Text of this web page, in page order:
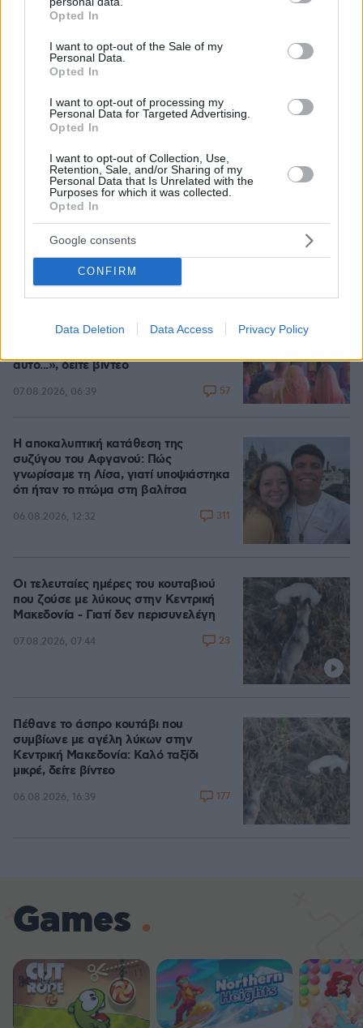
grant or deny consent to Google and its third-party tags to
use your data for below specified purposes in below Google
consent section.
Opted In
I want to opt-out of the Sale of my
Personal Data.
Opted In
I want to opt-out of processing my
Personal Data for Targeted Advertising.
Opted In
I want to opt-out of Collection, Use,
Retention, Sale, and/or Sharing of my
Personal Data that Is Unrelated with the
Purposes for which it was collected.
Opted In
Google consents
CONFIRM
Data Deletion Data Access Privacy Policy
Σάλος στη Λιθουανία από σαμποτάζ
σε προσπάθεια ρεκόρ powerlifting
από Βελγίδα: «Είμαι ρατσιστής και το
έκανα επίτηδες» έγραψε ο δράστης
07.08.2026, 06:51
Γονικές παροχές: Οι παγίδες στις
μεταφορές χρημάτων που μπορεί να
κοστίσουν σε φόρο
07.08.2026, 07:58 33
που της πέταξε λουλούδια στην
Ηγουμενίτσα: Του τα επέστρεψε στο
αυτό...», δείτε βίντεο
07.08.2026, 06:39 57
Η αποκαλυπτική κατάθεση της
συζύγου του Αφγανού: Πώς
γνωρίσαμε τη Λίσα, γιατί υποψιάστηκα
ότι ήταν το πτώμα στη βαλίτσα
06.08.2026, 12:32 311
Οι τελευταίες ημέρες του κουταβιού
που ζούσε με λύκους στην Κεντρική
Μακεδονία - Γιατί δεν περισυνελέγη
07.08.2026, 07:44 23
Πέθανε το άσπρο κουτάβι που
συμβίωνε με αγέλη λύκων στην
Κεντρική Μακεδονία: Καλό ταξίδι
μικρέ, δείτε βίντεο
06.08.2026, 16:39 177
Games